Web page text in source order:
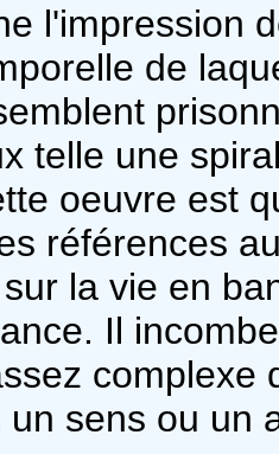
l'impression
de
telle une
oeuvre est
références
la vie en
Il
complexe
sens ou un